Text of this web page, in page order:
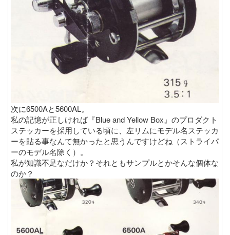
次に6500Aと5600AL。
私の記憶が正しければ『Blue and Yellow Box』のプロダクト
ステッカーを採用している頃に、左リムにモデル名ステッカ
ーを貼る事なんて無かったと思うんですけどね（ストライパ
ーのモデル名除く）。
私が知識不足なだけか？それともサンプルとかそんな個体な
のか？